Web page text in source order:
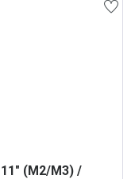
(M2/M3) /